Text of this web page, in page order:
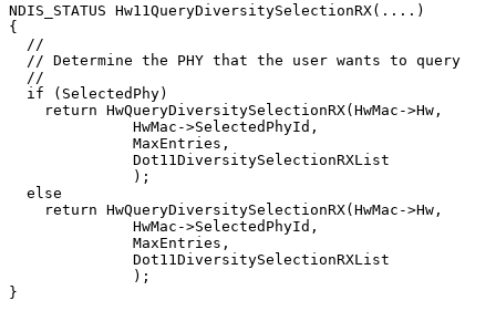
NDIS_STATUS Hw11QueryDiversitySelectionRX(....)
{
  //
  // Determine the PHY that the user wants to query
  //
  if (SelectedPhy)
    return HwQueryDiversitySelectionRX(HwMac->Hw,
              HwMac->SelectedPhyId,
              MaxEntries,
              Dot11DiversitySelectionRXList
              );
  else
    return HwQueryDiversitySelectionRX(HwMac->Hw,
              HwMac->SelectedPhyId,
              MaxEntries,
              Dot11DiversitySelectionRXList
              );
}